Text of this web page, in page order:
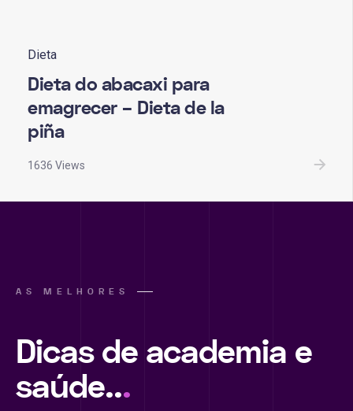
Dieta
Dieta do abacaxi para
emagrecer – Dieta de la
piña
1636 Views
AS MELHORES
Dicas de academia e
saúde...